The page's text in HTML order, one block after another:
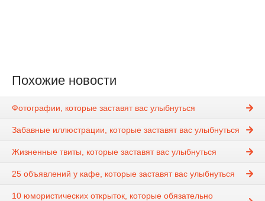
Похожие новости
Фотографии, которые заставят вас улыбнуться
Забавные иллюстрации, которые заставят вас улыбнуться
Жизненные твиты, которые заставят вас улыбнуться
25 объявлений у кафе, которые заставят вас улыбнуться
10 юмористических открыток, которые обязательно